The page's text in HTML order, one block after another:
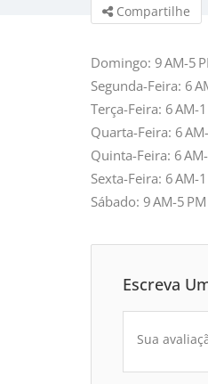
Compartilhe
Domingo: 9 AM-5
Segunda-Feira: 6
Terça-Feira: 6 AM-
Quarta-Feira: 6
Quinta-Feira: 6
Sexta-Feira: 6 AM-
Sábado: 9 AM-5 PM
Escreva
Sua